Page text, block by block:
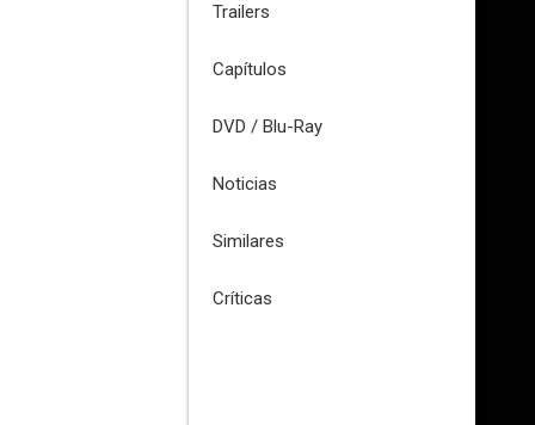
Trailers
Capítulos
DVD / Blu-Ray
Noticias
Similares
Críticas